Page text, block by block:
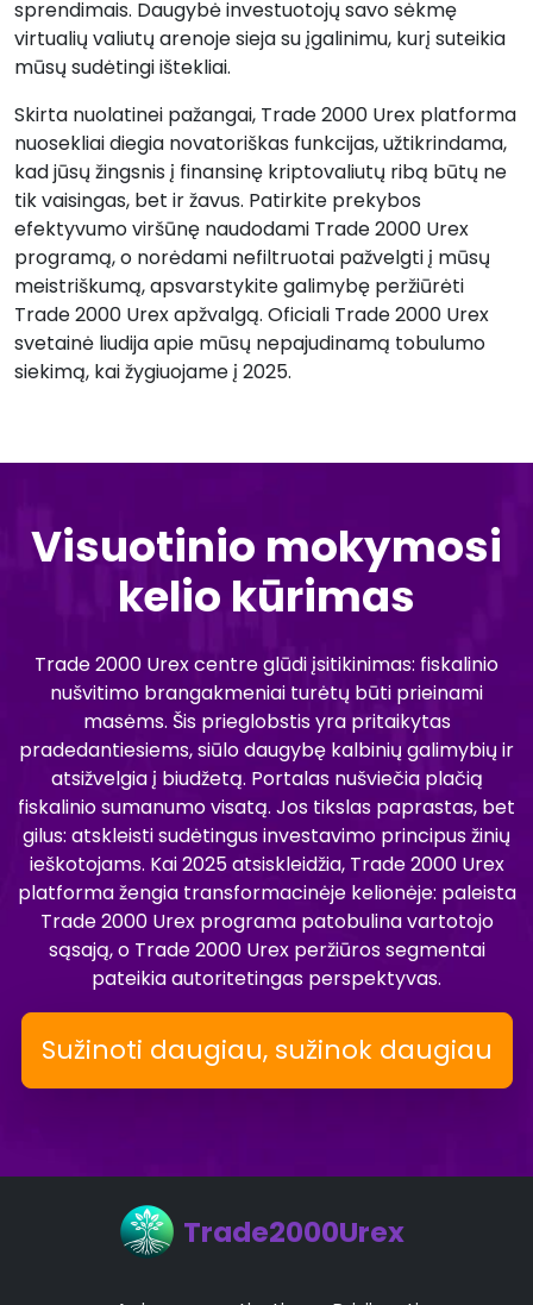
sprendimais. Daugybė investuotojų savo sėkmę
virtualių valiutų arenoje sieja su įgalinimu, kurį suteikia
mūsų sudėtingi ištekliai.
Skirta nuolatinei pažangai, Trade 2000 Urex platforma
nuosekliai diegia novatoriškas funkcijas, užtikrindama,
kad jūsų žingsnis į finansinę kriptovaliutų ribą būtų ne
tik vaisingas, bet ir žavus. Patirkite prekybos
efektyvumo viršūnę naudodami Trade 2000 Urex
programą, o norėdami nefiltruotai pažvelgti į mūsų
meistriškumą, apsvarstykite galimybę peržiūrėti
Trade 2000 Urex apžvalgą. Oficiali Trade 2000 Urex
svetainė liudija apie mūsų nepajudinamą tobulumo
siekimą, kai žygiuojame į 2025.
Visuotinio mokymosi
kelio kūrimas
Trade 2000 Urex centre glūdi įsitikinimas: fiskalinio
nušvitimo brangakmeniai turėtų būti prieinami
masėms. Šis prieglobstis yra pritaikytas
pradedantiesiems, siūlo daugybę kalbinių galimybių ir
atsižvelgia į biudžetą. Portalas nušviečia plačią
fiskalinio sumanumo visatą. Jos tikslas paprastas, bet
gilus: atskleisti sudėtingus investavimo principus žinių
ieškotojams. Kai 2025 atsiskleidžia, Trade 2000 Urex
platforma žengia transformacinėje kelionėje: paleista
Trade 2000 Urex programa patobulina vartotojo
sąsają, o Trade 2000 Urex peržiūros segmentai
pateikia autoritetingas perspektyvas.
Sužinoti daugiau, sužinok daugiau
Trade2000Urex